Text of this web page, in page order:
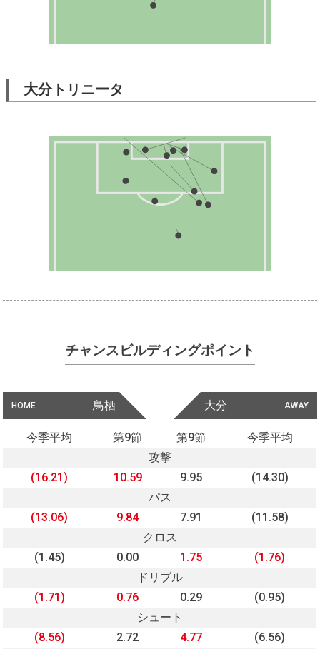
大分トリニータ
チャンスビルディングポイント
HOME 鳥栖 AWAY
大分
今季平均 第9節 第9節
今季平均
攻撃
(16.21)
10.59 9.95
(14.30)
パス
(13.06)
9.84 7.91
(11.58)
クロス
(1.45)
0.00 1.75
(1.76)
ドリブル
(1.71)
0.76 0.29
(0.95)
シュート
(8.56)
2.72 4.77
(6.56)